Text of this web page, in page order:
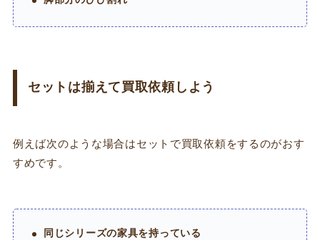
セットは揃えて買取依頼しよう
例えば次のような場合はセットで買取依頼をするのがおす
すめです。
同じシリーズの家具を持っている